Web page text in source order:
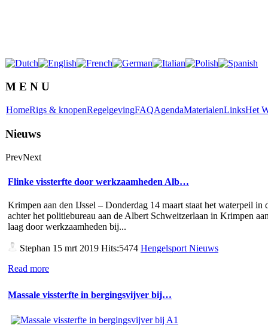
M E N U
HomeRigs & knopenRegelgevingFAQAgendaMaterialenLinksHet
Nieuws
PrevNext
Flinke vissterfte door werkzaamheden Alb…
Krimpen aan den IJssel – Donderdag 14 maart staat het waterpeil in
achter het politiebureau aan de Albert Schweitzerlaan in Krimpen
laag door werkzaamheden bij...
Stephan 15 mrt 2019 Hits:5474 Hengelsport Nieuws
Read more
Massale vissterfte in bergingsvijver bij…